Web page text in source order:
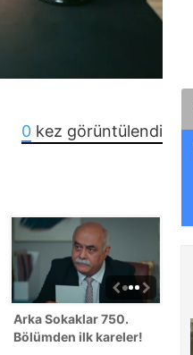
0 kez görüntülendi
Arka Sokaklar 750.
Bölümden ilk kareler!